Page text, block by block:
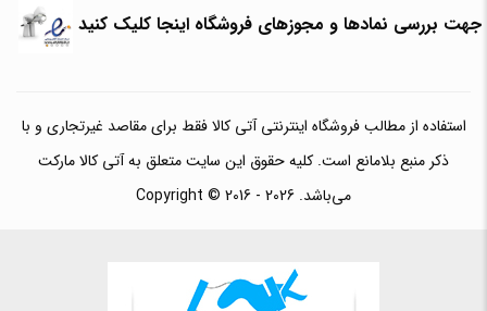
جهت بررسی نمادها و مجوزهای فروشگاه اینجا کلیک کنید
استفاده از مطالب فروشگاه اینترنتی آتی کالا فقط برای مقاصد غیرتجاری و با
ذکر منبع بلامانع است. کلیه حقوق این سایت متعلق به آتی کالا مارکت
می‌باشد. Copyright © 2016 - 2026